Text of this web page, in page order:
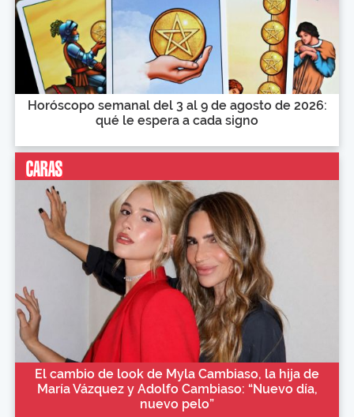
Horóscopo semanal del 3 al 9 de agosto de 2026:
qué le espera a cada signo
El cambio de look de Myla Cambiaso, la hija de
María Vázquez y Adolfo Cambiaso: “Nuevo día,
nuevo pelo”